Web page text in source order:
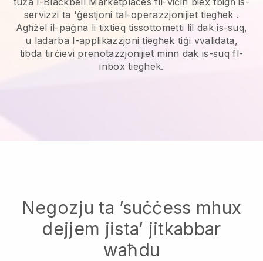
servizzi ta 'ġestjoni tal-operazzjonijiet tiegħek .
Agħżel il-paġna li tixtieq tissottometti lil dak is-suq,
u ladarba l-applikazzjoni tiegħek tiġi vvalidata,
tibda tirċievi prenotazzjonijiet minn dak is-suq fl-
inbox tieghek.
Negozju ta ’suċċess mhux
dejjem jista’ jitkabbar
waħdu